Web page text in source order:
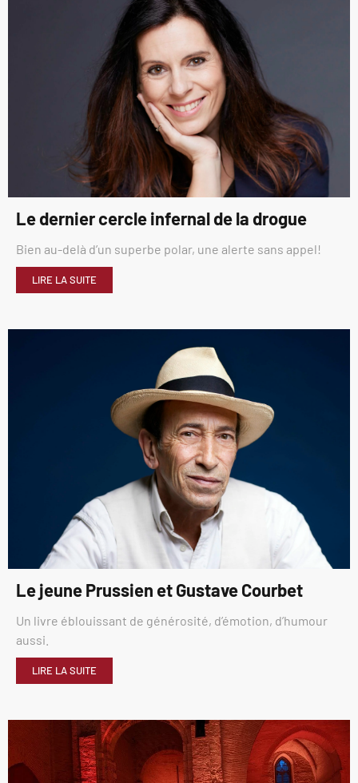
Le dernier cercle infernal de la drogue
Bien au-delà d’un superbe polar, une alerte sans appel!
LIRE LA SUITE
Le jeune Prussien et Gustave Courbet
Un livre éblouissant de générosité, d’émotion, d’humour
aussi.
LIRE LA SUITE